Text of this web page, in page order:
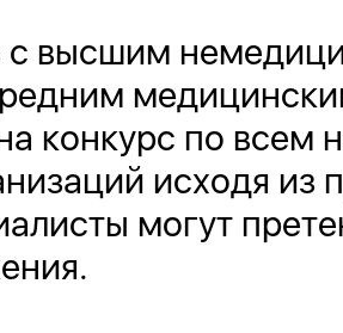
с высшим
конкурс по всем
исходя из
могут